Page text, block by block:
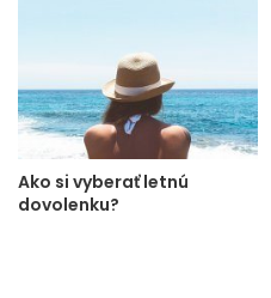
Ako si vyberať letnú
dovolenku?